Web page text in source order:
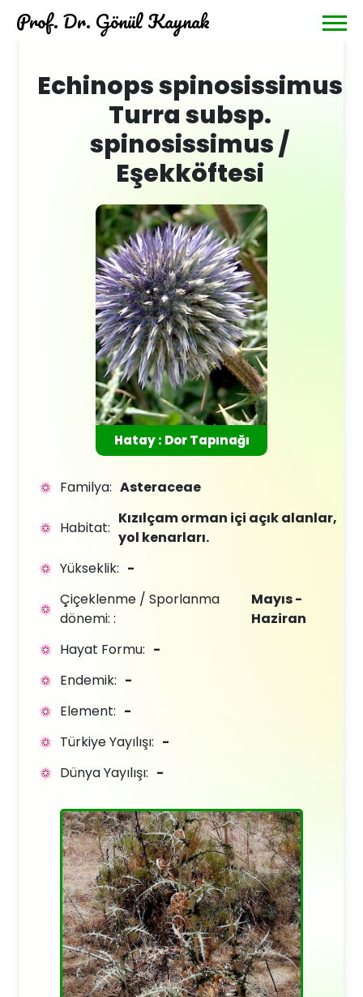
Prof. Dr. Gönül Kaynak
Echinops spinosissimus
Turra subsp.
spinosissimus /
Eşekköftesi
Hatay : Dor Tapınağı
Familya: Asteraceae
Habitat:
Kızılçam orman içi açık alanlar,
yol kenarları.
Yükseklik: -
Çiçeklenme / Sporlanma
dönemi: :
Mayıs -
Haziran
Hayat Formu: -
Endemik: -
Element: -
Türkiye Yayılışı: -
Dünya Yayılışı: -